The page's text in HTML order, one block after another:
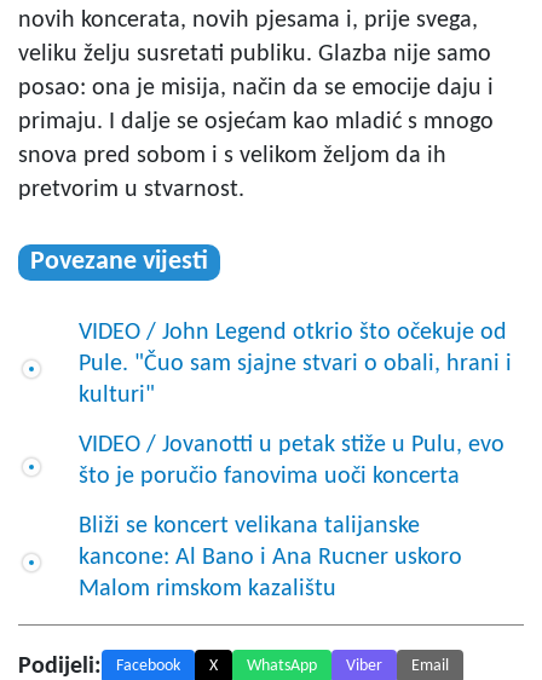
novih koncerata, novih pjesama i, prije svega,
veliku želju susretati publiku. Glazba nije samo
posao: ona je misija, način da se emocije daju i
primaju. I dalje se osjećam kao mladić s mnogo
snova pred sobom i s velikom željom da ih
pretvorim u stvarnost.
Povezane vijesti
VIDEO / John Legend otkrio što očekuje od
Pule. "Čuo sam sjajne stvari o obali, hrani i
kulturi"
VIDEO / Jovanotti u petak stiže u Pulu, evo
što je poručio fanovima uoči koncerta
Bliži se koncert velikana talijanske
kancone: Al Bano i Ana Rucner uskoro
Malom rimskom kazalištu
Podijeli: Facebook X WhatsApp Viber Email